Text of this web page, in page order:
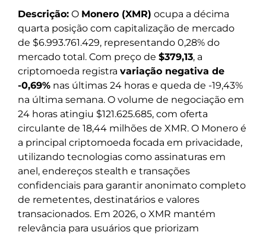
Descrição: O Monero (XMR) ocupa a décima
quarta posição com capitalização de mercado
de $6.993.761.429, representando 0,28% do
mercado total. Com preço de $379,13, a
criptomoeda registra variação negativa de
-0,69% nas últimas 24 horas e queda de -19,43%
na última semana. O volume de negociação em
24 horas atingiu $121.625.685, com oferta
circulante de 18,44 milhões de XMR. O Monero é
a principal criptomoeda focada em privacidade,
utilizando tecnologias como assinaturas em
anel, endereços stealth e transações
confidenciais para garantir anonimato completo
de remetentes, destinatários e valores
transacionados. Em 2026, o XMR mantém
relevância para usuários que priorizam